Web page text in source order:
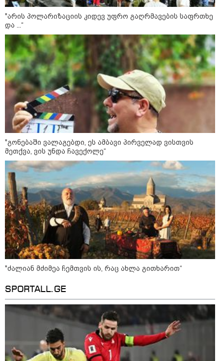
ის საწყობზე - დრონებით
თავდასხმის შემდეგ, ტულას
ოლქში მდებარე საწყობში
09:12 / 05-08-2026
14 გარდაცვლილი, 22
დაშავებული, მასშტაბური
ხანძარი - რუსეთმა კიევზე
იერიში ბალისტიკური
რაკეტებით მიიტანა
14:13 / 04-08-2026
მორიგი თავდასხმა რუსეთში,
ნავთობგადამამუშავებელ
ქარხანაზე - რა დეტალებია
ცნობილი
კატეგორიის ყველა სიახლე
"არის პოლარიზაციის კიდევ უფრო გაღრმავების საფრთხე
და ...“
"გონებაში ვალაგებდი, ეს ამბავი პირველად ვისთვის
მეთქვა, ვის უნდა ჩავექოლე“
"ძალიან მძიმეა ჩემთვის ის, რაც ახლა გითხარით“
SPORTALL.GE